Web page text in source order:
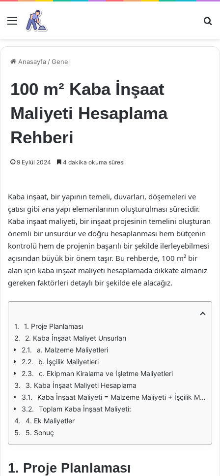
Menü
Anasayfa /Genel
100 m² Kaba İnşaat
Maliyeti Hesaplama
Rehberi
9 Eylül 2024 4 dakika okuma süresi
Kaba inşaat, bir yapının temeli, duvarları, döşemeleri ve
çatısı gibi ana yapı elemanlarının oluşturulması sürecidir.
Kaba inşaat maliyeti, bir inşaat projesinin temelini oluşturan
önemli bir unsurdur ve doğru hesaplanması hem bütçenin
kontrolü hem de projenin başarılı bir şekilde ilerleyebilmesi
açısından büyük bir önem taşır. Bu rehberde, 100 m² bir
alan için kaba inşaat maliyeti hesaplamada dikkate almanız
gereken faktörleri detaylı bir şekilde ele alacağız.
1. Proje Planlaması
2. Kaba İnşaat Maliyet Unsurları
a. Malzeme Maliyetleri
b. İşçilik Maliyetleri
c. Ekipman Kiralama ve İşletme Maliyetleri
3. Kaba İnşaat Maliyeti Hesaplama
Kaba İnşaat Maliyeti = Malzeme Maliyeti + İşçilik Maliyeti + Ekipman Maliyetleri
Toplam Kaba İnşaat Maliyeti:
4. Ek Maliyetler
5. Sonuç
1. Proje Planlaması